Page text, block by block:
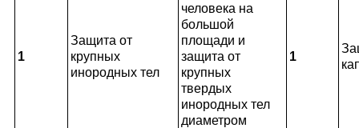
1
Защита от
крупных
инородных тел
человека на
большой
площади и
защита от
крупных
твердых
инородных тел
диаметром
1